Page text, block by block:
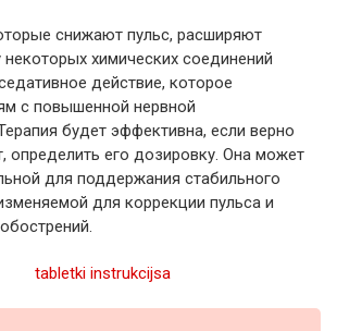
снижают пульс, расширяют
химических соединений
действие, которое
с повышенной нервной
будет эффективна, если верно
определить его дозировку. Она может
для поддержания стабильного
для коррекции пульса и